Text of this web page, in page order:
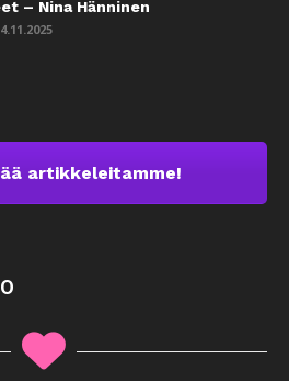
– Nina Hänninen
artikkeleitamme!